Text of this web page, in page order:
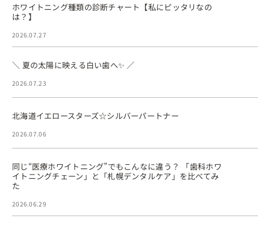
ホワイトニング種類の診断チャート【私にピッタリなの
は？】
2026.07.27
＼ 夏の太陽に映える白い歯へ✨ ／
2026.07.23
北海道イエロースターズ☆シルバーパートナー
2026.07.06
同じ“医療ホワイトニング”でもこんなに違う？ 「歯科ホワ
イトニングチェーン」と「札幌デンタルケア」を比べてみ
た
2026.06.29